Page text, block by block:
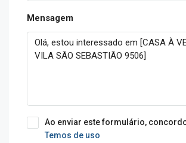
Mensagem
Ao enviar este formulário,
Temos de uso